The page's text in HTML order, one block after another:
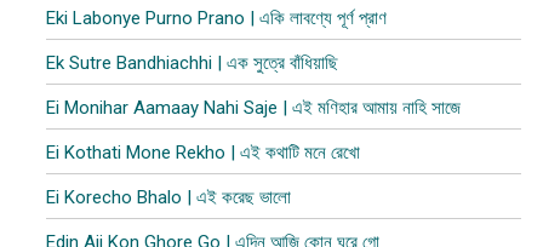
Eki Labonye Purno Prano | একি লাবণ্যে পূর্ণ প্রাণ
Ek Sutre Bandhiachhi | এক সুত্রে বাঁধিয়াছি
Ei Monihar Aamaay Nahi Saje | এই মণিহার আমায় নাহি সাজে
Ei Kothati Mone Rekho | এই কথাটি মনে রেখো
Ei Korecho Bhalo | এই করেছ ভালো
Edin Aji Kon Ghore Go | এদিন আজি কোন ঘরে গো